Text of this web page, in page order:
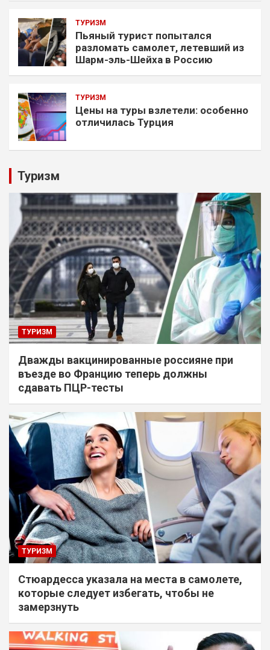
ТУРИЗМ
Пьяный турист попытался
разломать самолет, летевший из
Шарм-эль-Шейха в Россию
ТУРИЗМ
Цены на туры взлетели: особенно
отличилась Турция
Туризм
ТУРИЗМ
Дважды вакцинированные россияне при
въезде во Францию теперь должны
сдавать ПЦР-тесты
ТУРИЗМ
Стюардесса указала на места в самолете,
которые следует избегать, чтобы не
замерзнуть